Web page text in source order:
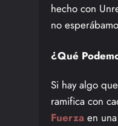
hecho con
no
¿Qué
Si hay algo
ramifica con
Fuerza en